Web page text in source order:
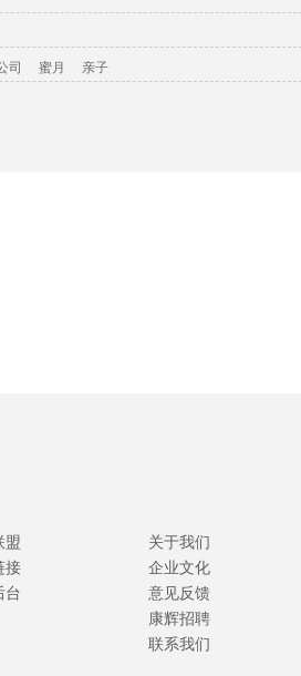
司 蜜月 亲子
盟
接
台
关于我们
企业文化
意见反馈
康辉招聘
联系我们